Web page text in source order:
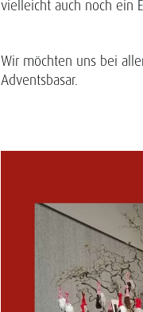
vielleicht auch noch ein
Wir möchten uns bei
Adventsbasar.